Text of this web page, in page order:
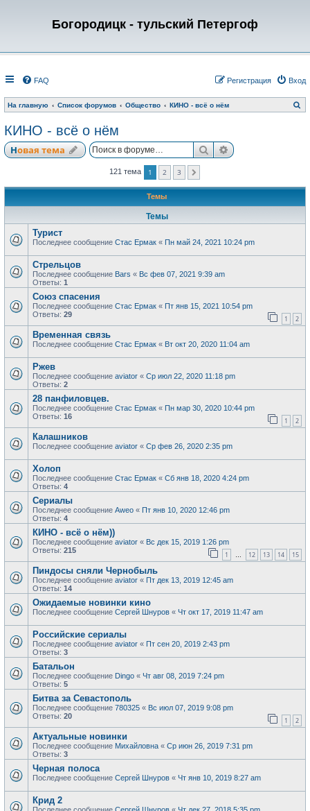
Богородицк - тульский Петергоф
FAQ Вход
Регистрация
На главную Список форумов Общество КИНО - всё о нём
о
КИНО - всё о нём
Новая тема ПоискРасширенный
121 тема 1 2 3
Темы
Темы
Турист
Последнее сообщение Стас Ермак « Пн май 24, 2021 10:24 pm
Стрельцов
Последнее сообщение Bars « Вс фев 07, 2021 9:39 am
Ответы: 1
Союз спасения
Последнее сообщение Стас Ермак « Пт янв 15, 2021 10:54 pm
Ответы: 29 1 2
Временная связь
Последнее сообщение Стас Ермак « Вт окт 20, 2020 11:04 am
Ржев
Последнее сообщение aviator « Ср июл 22, 2020 11:18 pm
Ответы: 2
28 панфиловцев.
Последнее сообщение Стас Ермак « Пн мар 30, 2020 10:44 pm
Ответы: 16 1 2
Калашников
Последнее сообщение aviator « Ср фев 26, 2020 2:35 pm
Холоп
Последнее сообщение Стас Ермак « Сб янв 18, 2020 4:24 pm
Ответы: 4
Сериалы
Последнее сообщение Aweo « Пт янв 10, 2020 12:46 pm
Ответы: 4
КИНО - всё о нём))
Последнее сообщение aviator « Вс дек 15, 2019 1:26 pm
Ответы: 215 1 … 12 13 14 15
Пиндосы сняли Чернобыль
Последнее сообщение aviator « Пт дек 13, 2019 12:45 am
Ответы: 14
Ожидаемые новинки кино
Последнее сообщение Сергей Шнуров « Чт окт 17, 2019 11:47 am
Российские сериалы
Последнее сообщение aviator « Пт сен 20, 2019 2:43 pm
Ответы: 3
Батальон
Последнее сообщение Dingo « Чт авг 08, 2019 7:24 pm
Ответы: 5
Битва за Севастополь
Последнее сообщение 780325 « Вс июл 07, 2019 9:08 pm
Ответы: 20 1 2
Актуальные новинки
Последнее сообщение Михайловна « Ср июн 26, 2019 7:31 pm
Ответы: 3
Черная полоса
Последнее сообщение Сергей Шнуров « Чт янв 10, 2019 8:27 am
Крид 2